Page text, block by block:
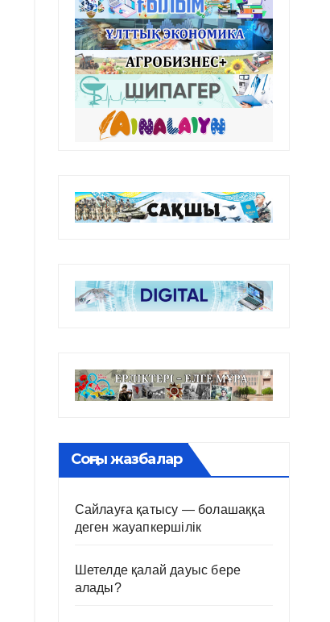
Соңғы жазбалар
Сайлауға қатысу — болашаққа
деген жауапкершілік
Шетелде қалай дауыс бере
алады?